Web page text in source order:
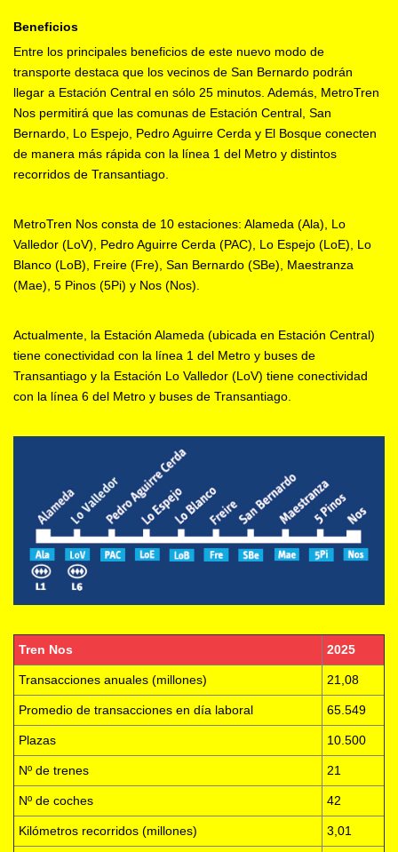
Beneficios
Entre los principales beneficios de este nuevo modo de
transporte destaca que los vecinos de San Bernardo podrán
llegar a Estación Central en sólo 25 minutos. Además, MetroTren
Nos permitirá que las comunas de Estación Central, San
Bernardo, Lo Espejo, Pedro Aguirre Cerda y El Bosque conecten
de manera más rápida con la línea 1 del Metro y distintos
recorridos de Transantiago.
MetroTren Nos consta de 10 estaciones: Alameda (Ala), Lo
Valledor (LoV), Pedro Aguirre Cerda (PAC), Lo Espejo (LoE), Lo
Blanco (LoB), Freire (Fre), San Bernardo (SBe), Maestranza
(Mae), 5 Pinos (5Pi) y Nos (Nos).
Actualmente, la Estación Alameda (ubicada en Estación Central)
tiene conectividad con la línea 1 del Metro y buses de
Transantiago y la Estación Lo Valledor (LoV) tiene conectividad
con la línea 6 del Metro y buses de Transantiago.
Tren Nos 2025
Transacciones anuales (millones) 21,08
Promedio de transacciones en día laboral 65.549
Plazas 10.500
Nº de trenes 21
Nº de coches 42
Kilómetros recorridos (millones) 3,01